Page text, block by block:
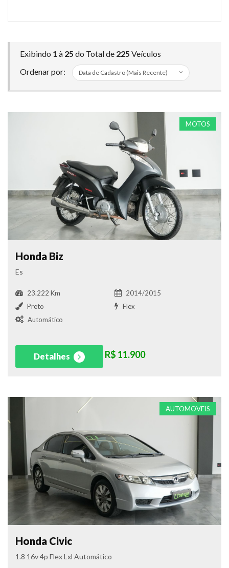
Exibindo 1 à 25 do Total de 225 Veículos
Ordenar por:
MOTOS
Honda Biz
Es
23.222 Km
2014/2015
Preto
Flex
Automático
Detalhes R$ 11.900
AUTOMOVEIS
Honda Civic
1.8 16v 4p Flex Lxl Automático